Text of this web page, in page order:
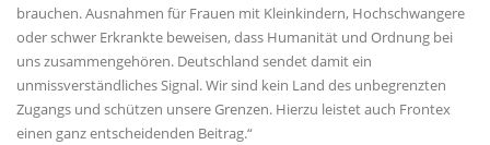
brauchen. Ausnahmen für Frauen mit Kleinkindern, Hochschwangere
oder schwer Erkrankte beweisen, dass Humanität und Ordnung bei
uns zusammengehören. Deutschland sendet damit ein
unmissverständliches Signal. Wir sind kein Land des unbegrenzten
Zugangs und schützen unsere Grenzen. Hierzu leistet auch Frontex
einen ganz entscheidenden Beitrag.“